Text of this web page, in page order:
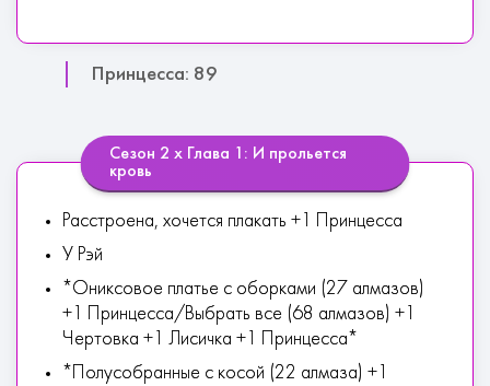
Принцесса: 89
Сезон 2 х Глава 1: И прольется
кровь
Расстроена, хочется плакать +1 Принцесса
У Рэй
*Ониксовое платье с оборками (27 алмазов)
+1 Принцесса/Выбрать все (68 алмазов) +1
Чертовка +1 Лисичка +1 Принцесса*
*Полусобранные с косой (22 алмаза) +1